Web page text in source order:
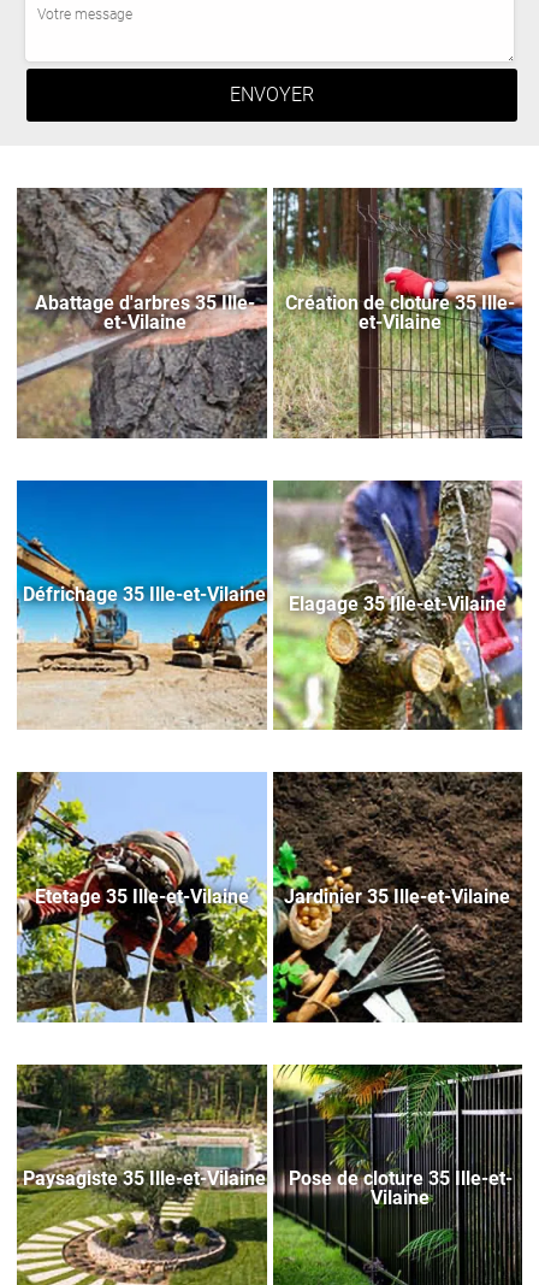
Abattage d'arbres 35 Ille-
et-Vilaine
Création de cloture 35 Ille-
et-Vilaine
Défrichage 35 Ille-et-Vilaine Elagage 35 Ille-et-Vilaine
Etetage 35 Ille-et-Vilaine Jardinier 35 Ille-et-Vilaine
Paysagiste 35 Ille-et-Vilaine
Pose de cloture 35 Ille-et-
Vilaine